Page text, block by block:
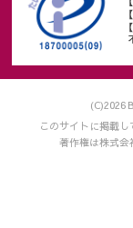
(C)2026
このサイトに掲載
著作権は株式会